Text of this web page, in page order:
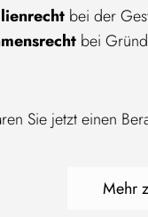
bei der
bei
Sie jetzt einen
Mehr